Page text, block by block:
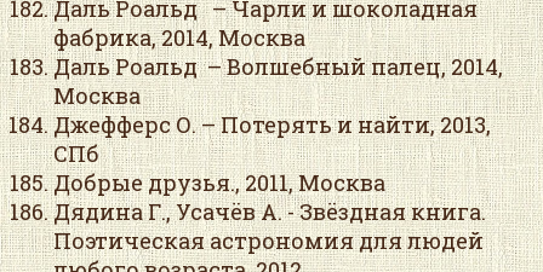
Даль Роальд – Чарли и шоколадная
фабрика, 2014, Москва
Даль Роальд – Волшебный палец, 2014,
Москва
Джефферс О. – Потерять и найти, 2013,
СПб
Добрые друзья., 2011, Москва
Дядина Г., Усачёв А. - Звёздная книга.
Поэтическая астрономия для людей